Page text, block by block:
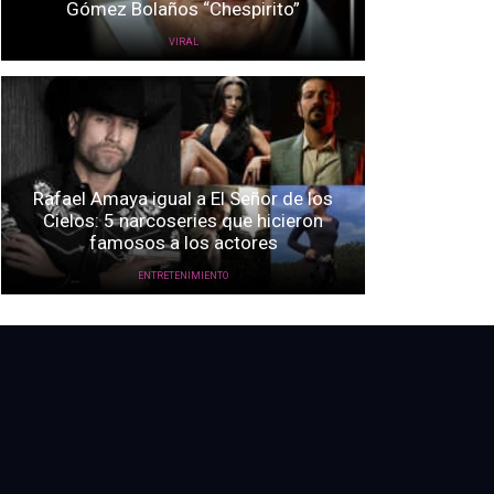
Gómez Bolaños “Chespirito”
VIRAL
Rafael Amaya igual a El Señor de los
Cielos: 5 narcoseries que hicieron
famosos a los actores
ENTRETENIMIENTO